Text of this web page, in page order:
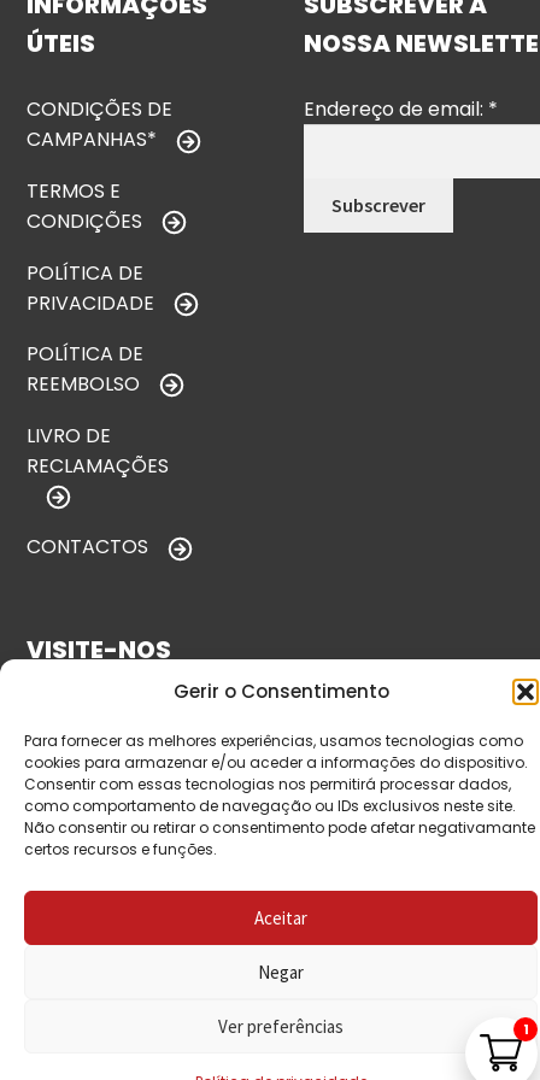
Gerir o Consentimento
Para fornecer as melhores experiências, usamos tecnologias como
cookies para armazenar e/ou aceder a informações do dispositivo.
Consentir com essas tecnologias nos permitirá processar dados,
como comportamento de navegação ou IDs exclusivos neste site.
Não consentir ou retirar o consentimento pode afetar negativamante
certos recursos e funções.
Aceitar
Negar
Ver preferências
ÚTEIS
CONDIÇÕES DE
CAMPANHAS*
TERMOS E
CONDIÇÕES
POLÍTICA DE
PRIVACIDADE
POLÍTICA DE
REEMBOLSO
LIVRO DE
RECLAMAÇÕES
CONTACTOS
NOSSA
Endereço de email: *
VISITE-NOS
© Copyright 2026 Saída de Emergência. Todos os
direitos reservados.
1